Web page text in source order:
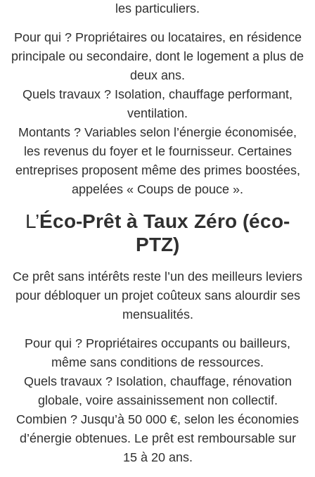
les particuliers.
Pour qui ? Propriétaires ou locataires, en résidence
principale ou secondaire, dont le logement a plus de
deux ans.
Quels travaux ? Isolation, chauffage performant,
ventilation.
Montants ? Variables selon l’énergie économisée,
les revenus du foyer et le fournisseur. Certaines
entreprises proposent même des primes boostées,
appelées « Coups de pouce ».
L’Éco-Prêt à Taux Zéro (éco-
PTZ)
Ce prêt sans intérêts reste l’un des meilleurs leviers
pour débloquer un projet coûteux sans alourdir ses
mensualités.
Pour qui ? Propriétaires occupants ou bailleurs,
même sans conditions de ressources.
Quels travaux ? Isolation, chauffage, rénovation
globale, voire assainissement non collectif.
Combien ? Jusqu’à 50 000 €, selon les économies
d’énergie obtenues. Le prêt est remboursable sur
15 à 20 ans.